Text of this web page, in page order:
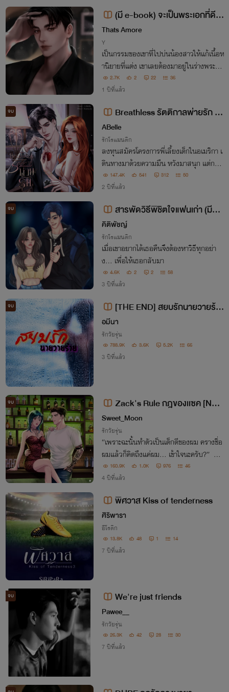
(มี e-book) จะเป็นพระเอกที่ดีให้
ดู #พี่แซคจะนัวเนีย
Thats Amore
Y
เป็นกรรมของเขาที่ไปบ่นน้องสาวให้แก้เนื้อห
านิยายที่แต่ง เขาเลยต้องมาอยู่ในร่างพระเอ
กที่เขาเกลียดนักหนา แผนที่จะเป็นตัวประกอ
บจืดชืดก็คงทำไม่ได้…เพราะเนียน่า 'นัว' จริง
2.7K 2 22 36
1 ปีที่แล้ว
จบ
Breathless รัตติกาลพ่ายรัก (E
-Book)
ABelle
รักโรแมนติก
ลงทุนสมัครโครงการพี่เลี้ยงเด็กในอเมริกา เ
ดินทางมาด้วยความมึน หวังมาสนุก แต่กลับ
ซวย! เสียตัวให้ใครก็ไม่รู้ กระทั่ง ‘เขา’ หนุ่มม
าดมาเฟียมาแสดงตัวอยู่หน้าบ้าน
147.4K 541 312 50
2 ปีที่แล้ว
จบ
สารพัดวิธีพิชิตใจแฟนเก่า (มีE-
Book) Please Come Back To M
e
คิติพัชญ์
รักโรแมนติก
เมื่อเขาอยากได้เธอคืนจึงต้องหาวิธีทุกอย่า
ง... เพื่อให้เธอกลับมา
4.6K 2 2 58
3 ปีที่แล้ว
จบ
[THE END] สยบรักนายวายร้า
ย [แซค×ครีม]
อมีนา
รักวัยรุ่น
788.9K 3.6K 5.2K 66
3 ปีที่แล้ว
จบ
Zack's Rule กฎของเเซค [NC
20++]
Sweet_Moon
รักวัยรุ่น
“เพราะฉะนั้นทำตัวเป็นเด็กดีของผม ครางชื่อ
ผมแล้วก็คิดถึงแค่ผม... เข้าใจนะครับ?” #แ
ซคคลั่งท้องฟ้า
160.9K 1.0K 976 46
4 ปีที่แล้ว
พิศวาส Kiss of tenderness
ศิริพารา
อีโรติก
13.8K 48 1 14
7 ปีที่แล้ว
จบ We're just friends
Pawee__
รักวัยรุ่น
26.3K 42 28 30
7 ปีที่แล้ว